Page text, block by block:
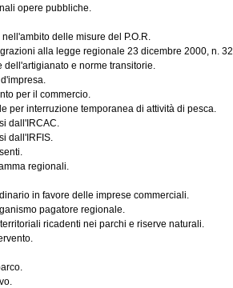
opere pubbliche.
delle misure del P.O.R.
alla legge regionale 23 dicembre 2000, n.
dell'artigianato e norme transitorie.
per il commercio.
per interruzione temporanea di attività di pesca.
dall'IRCAC.
dall'IRFIS.
regionali.
in favore delle imprese commerciali.
pagatore regionale.
ricadenti nei parchi e riserve naturali.